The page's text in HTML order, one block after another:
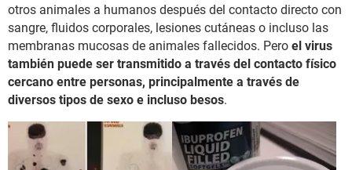
otros animales a humanos después del contacto directo con
sangre, fluidos corporales, lesiones cutáneas o incluso las
membranas mucosas de animales fallecidos. Pero el virus
también puede ser transmitido a través del contacto físico
cercano entre personas, principalmente a través de
diversos tipos de sexo e incluso besos.